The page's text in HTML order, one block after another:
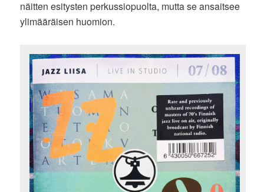
näitten esitysten perkussiopuolta, mutta se ansaitsee
ylimääräisen huomion.